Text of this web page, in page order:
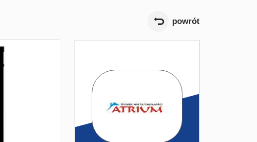
powrót